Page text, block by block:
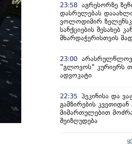
23:58 აგრესორზე
დასრულებას
ვოლოდიმირ
სანქციების შესახებ
მხარდაჭერისთვის
23:00
"გლოვოს" კურიერს
ადვოკატი
22:35 პეკინისა და
გამზირების კვეთიდან
მიმართულებით
შეიზღუდება